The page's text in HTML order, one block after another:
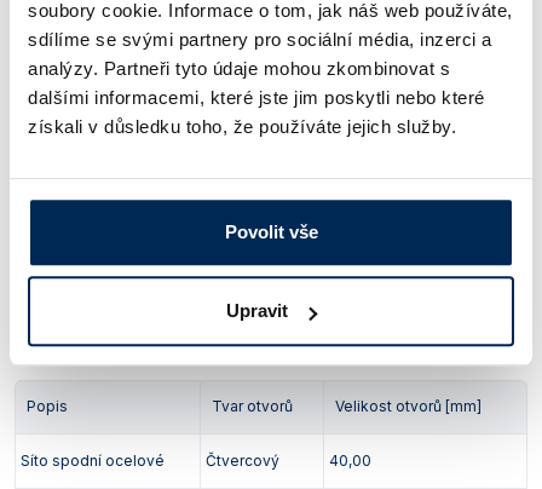
soubory cookie. Informace o tom, jak náš web používáte,
sdílíme se svými partnery pro sociální média, inzerci a
analýzy. Partneři tyto údaje mohou zkombinovat s
dalšími informacemi, které jste jim poskytli nebo které
získali v důsledku toho, že používáte jejich služby.
Povolit vše
Upravit
Dostupnost:
15 278 Kč/ ks
Síto spodní ocelové Čtvercový 15,00
Dostupnost:
Popis Tvar otvorů Velikost otvorů [mm]
Síto spodní ocelové Čtvercový 40,00